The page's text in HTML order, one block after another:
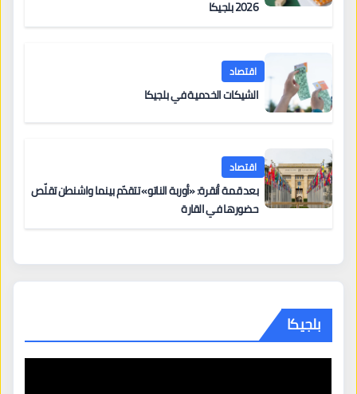
2026 بلجيكا
اقتصاد
الشيكات الخدمية في بلجيكا
اقتصاد
بعد قمة أنقرة: «أوربة الناتو» تتقدّم بينما واشنطن تقلّص
حضورها في القارة
بلجيكا